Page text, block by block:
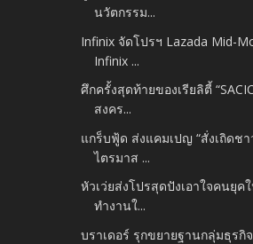
นวัตกรรม...
Infinix จัดโปรฯ Lazada Mid-
Infinix ...
ศึกครั้งสุดท้ายของเรียลิตี้
สงคร...
แกร็บฟู้ด ส่งแคมเปญ “สั่งเถิดช
ไตรมาส ...
หัวเว่ยส่งโปรสุดปังเอาใจคนยุค
ทำงานใ...
บราเดอร์ รุกขยายฐานกลุ่มธุรกิ